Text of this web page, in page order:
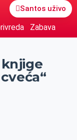
Santos uživo
Zabava